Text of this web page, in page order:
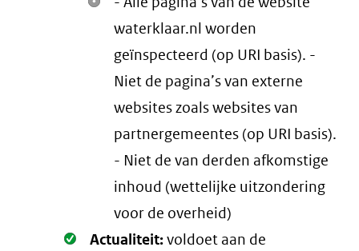
waterklaar.nl worden
geïnspecteerd (op URI basis). -
Niet de pagina’s van externe
websites zoals websites van
partnergemeentes (op URI basis).
- Niet de van derden afkomstige
inhoud (wettelijke uitzondering
voor de overheid)
Oké.
Actualiteit:voldoet aan de